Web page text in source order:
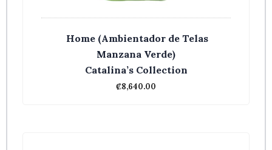
Home (Ambientador de Telas
Manzana Verde)
Catalina’s Collection
₡8,640.00